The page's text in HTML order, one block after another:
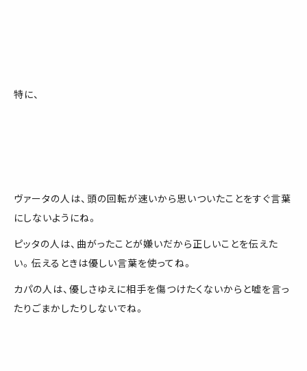
特に、
ヴァータの人は、頭の回転が速いから思いついたことをすぐ言葉
にしないようにね。
ピッタの人は、曲がったことが嫌いだから正しいことを伝えた
い。伝えるときは優しい言葉を使ってね。
カパの人は、優しさゆえに相手を傷つけたくないからと嘘を言っ
たりごまかしたりしないでね。